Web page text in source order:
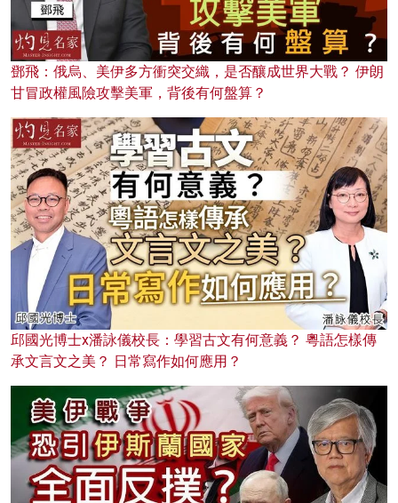
鄧飛：俄烏、美伊多方衝突交織，是否釀成世界大戰？ 伊朗
甘冒政權風險攻擊美軍，背後有何盤算？
邱國光博士x潘詠儀校長：學習古文有何意義？ 粵語怎樣傳
承文言文之美？ 日常寫作如何應用？